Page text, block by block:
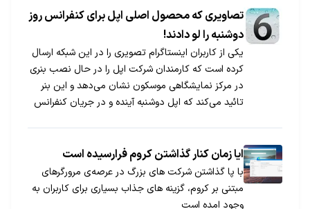
تصاویری که محصول اصلی اپل برای کنفرانس روز
دوشنبه را لو دادند!
یکی از کاربران اینستاگرام تصویری را در این شبکه ارسال
کرده است که کارمندان شرکت اپل را در حال نصب بنری
در مرکز نمایشگاهی موسکون نشان می‌دهد و این بنر
تائید می‌کند که اپل دوشنبه آینده و در جریان کنفرانس
ایا زمان کنار گذاشتن کروم فرارسیده است
با پا گذاشتن شرکت های بزرگ در عرصه‌ی مرورگرهای
مبتنی بر کروم، گزینه‌ های جذاب بسیاری برای کاربران به
وجود امده است